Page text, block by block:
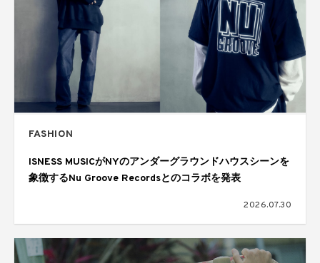
FASHION
ISNESS MUSICがNYのアンダーグラウンドハウスシーンを
象徴するNu Groove Recordsとのコラボを発表
2026.07.30